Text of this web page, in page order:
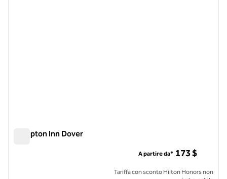
Hampton Inn Dover
A partire da* 173 $
Tariffa con sconto Hilton Honors non